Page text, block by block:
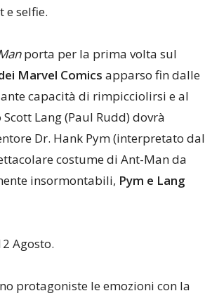
e selfie.
porta per la prima volta sul
Marvel Comics apparso fin dalle
capacità di rimpicciolirsi e al
Lang (Paul Rudd) dovrà
Dr. Hank Pym (interpretato dal
costume di Ant-Man da
insormontabili, Pym e Lang
Agosto.
protagoniste le emozioni con la